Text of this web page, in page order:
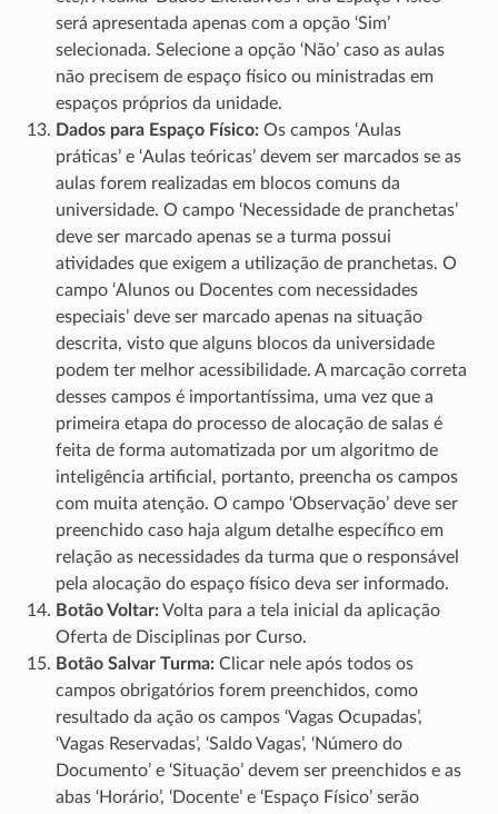
será apresentada apenas com a opção ‘Sim’
selecionada. Selecione a opção ‘Não’ caso as aulas
não precisem de espaço físico ou ministradas em
espaços próprios da unidade.
Dados para Espaço Físico:Os campos ‘Aulas
práticas’ e ‘Aulas teóricas’ devem ser marcados se as
aulas forem realizadas em blocos comuns da
universidade. O campo ‘Necessidade de pranchetas’
deve ser marcado apenas se a turma possui
atividades que exigem a utilização de pranchetas. O
campo ‘Alunos ou Docentes com necessidades
especiais’ deve ser marcado apenas na situação
descrita, visto que alguns blocos da universidade
podem ter melhor acessibilidade. A marcação correta
desses campos é importantíssima, uma vez que a
primeira etapa do processo de alocação de salas é
feita de forma automatizada por um algoritmo de
inteligência artificial, portanto, preencha os campos
com muita atenção. O campo ‘Observação’ deve ser
preenchido caso haja algum detalhe específico em
relação as necessidades da turma que o responsável
pela alocação do espaço físico deva ser informado.
Botão Voltar:Volta para a tela inicial da aplicação
Oferta de Disciplinas por Curso.
Botão Salvar Turma:Clicar nele após todos os
campos obrigatórios forem preenchidos, como
resultado da ação os campos ‘Vagas Ocupadas’,
‘Vagas Reservadas’, ‘Saldo Vagas’, ‘Número do
Documento’ e ‘Situação’ devem ser preenchidos e as
abas ‘Horário’, ‘Docente’ e ‘Espaço Físico’ serão